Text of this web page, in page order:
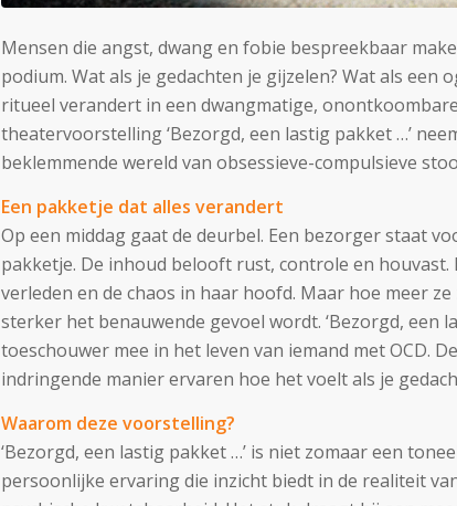
Mensen die angst, dwang en fobie bespreekbaar
podium. Wat als je gedachten je gijzelen? Wat als een
ritueel verandert in een dwangmatige,
theatervoorstelling ‘Bezorgd, een lastig pakket …’
beklemmende wereld van obsessieve-compulsieve
Een pakketje dat alles verandert
Op een middag gaat de deurbel. Een bezorger staat
pakketje. De inhoud belooft rust, controle en houvast.
verleden en de chaos in haar hoofd. Maar hoe meer
sterker het benauwende gevoel wordt. ‘Bezorgd, een
toeschouwer mee in het leven van iemand met OCD.
indringende manier ervaren hoe het voelt als je
Waarom deze voorstelling?
‘Bezorgd, een lastig pakket …’ is niet zomaar een
persoonlijke ervaring die inzicht biedt in de realiteit